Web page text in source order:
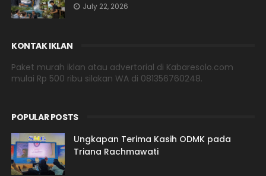
July 22, 2026
KONTAK IKLAN
Paket murah iklan atau advertorial di Kabaresolo.com
mulai Rp 500 ribu silakan WA di 081356760248.
POPULAR POSTS
Ungkapan Terima Kasih ODMK pada
Triana Rachmawati